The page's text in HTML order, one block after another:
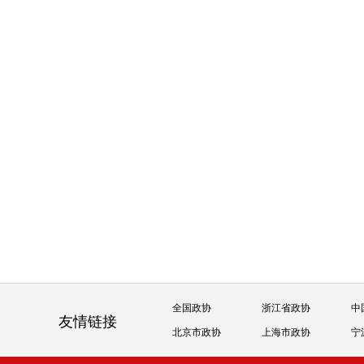
友情链接
全国政协 浙江省政协 中
北京市政协 上海市政协 宁